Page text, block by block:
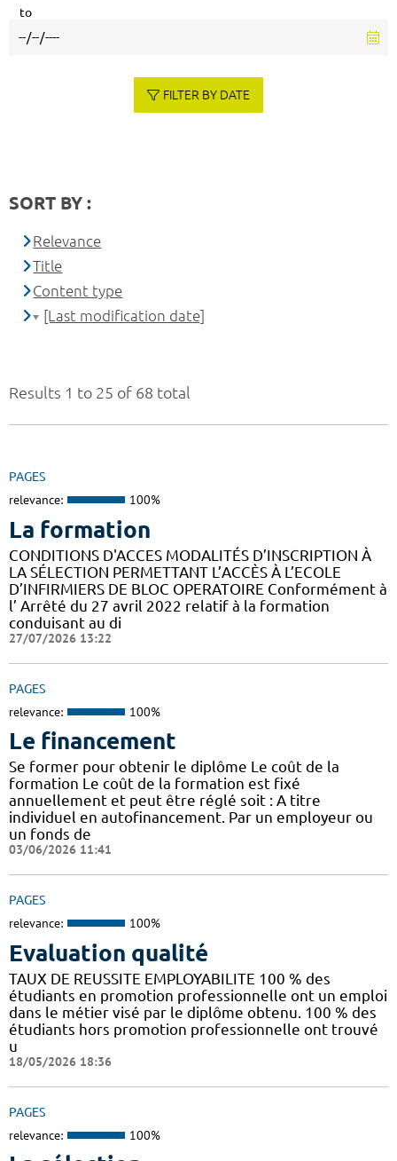
Results 1 to 25 of 68 total
PAGES
relevance: 100%
La formation
CONDITIONS D'ACCES MODALITÉS D’INSCRIPTION À
LA SÉLECTION PERMETTANT L’ACCÈS À L’ECOLE
D’INFIRMIERS DE BLOC OPERATOIRE Conformément à
l’ Arrêté du 27 avril 2022 relatif à la formation
conduisant au di
27/07/2026 13:22
PAGES
relevance: 100%
Le financement
Se former pour obtenir le diplôme Le coût de la
formation Le coût de la formation est fixé
annuellement et peut être réglé soit : A titre
individuel en autofinancement. Par un employeur ou
un fonds de
03/06/2026 11:41
PAGES
relevance: 100%
Evaluation qualité
TAUX DE REUSSITE EMPLOYABILITE 100 % des
étudiants en promotion professionnelle ont un emploi
dans le métier visé par le diplôme obtenu. 100 % des
étudiants hors promotion professionnelle ont trouvé
u
18/05/2026 18:36
PAGES
relevance: 100%
to
FILTER BY DATE
SORT BY :
Relevance
Title
Content type
[Last modification date]